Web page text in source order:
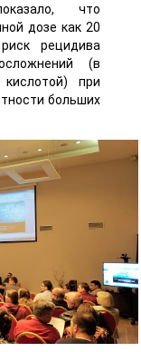
что
дозе как 20
рецидива
(в
при
больших